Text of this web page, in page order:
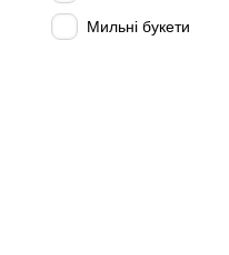
Мильні букети